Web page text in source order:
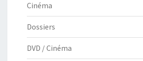
Cinéma
Dossiers
DVD / Cinéma